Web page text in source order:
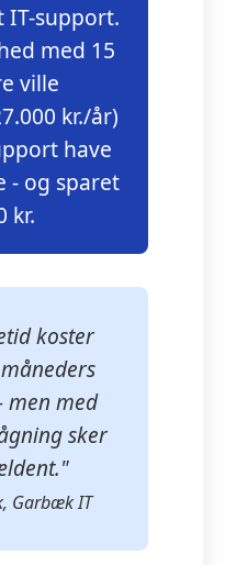
IT-support.
med 15
ville
kr./år)
have
- og sparet
kr.
koster
men med
sker
Garbæk IT